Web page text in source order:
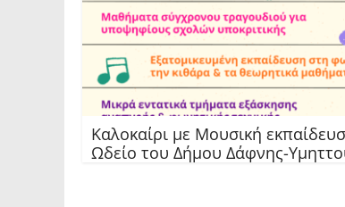
Καλοκαίρι με Μουσική
Ωδείο του Δήμου Δάφνης-